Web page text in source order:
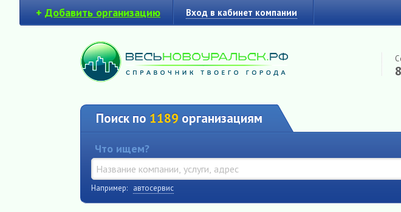
+ Добавить организацию Вход в кабинет компании
Поиск по 1189 организациям
Что ищем?
Например: автосервис